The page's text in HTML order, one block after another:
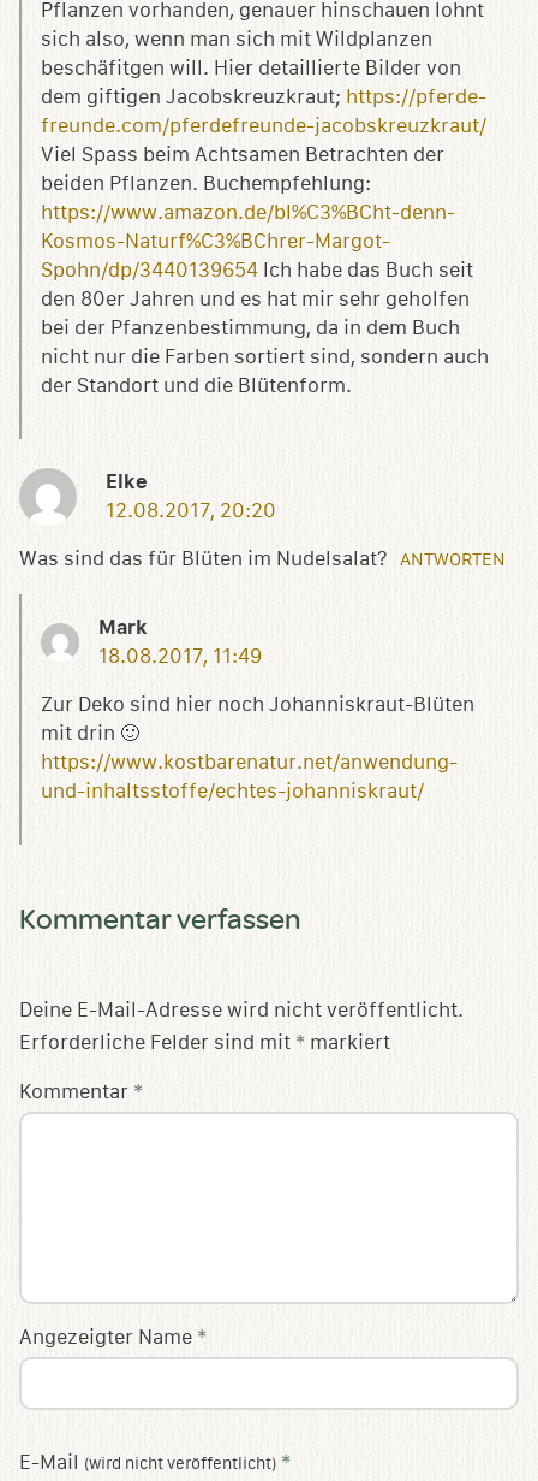
Pflanzen vorhanden, genauer hinschauen lohnt
sich also, wenn man sich mit Wildplanzen
beschäfitgen will. Hier detaillierte Bilder von
dem giftigen Jacobskreuzkraut; https://pferde-
freunde.com/pferdefreunde-jacobskreuzkraut/
Viel Spass beim Achtsamen Betrachten der
beiden Pflanzen. Buchempfehlung:
https://www.amazon.de/bl%C3%BCht-denn-
Kosmos-Naturf%C3%BChrer-Margot-
Spohn/dp/3440139654 Ich habe das Buch seit
den 80er Jahren und es hat mir sehr geholfen
bei der Pfanzenbestimmung, da in dem Buch
nicht nur die Farben sortiert sind, sondern auch
der Standort und die Blütenform.
Elke
12.08.2017, 20:20
Was sind das für Blüten im Nudelsalat? ANTWORTEN
Mark
18.08.2017, 11:49
Zur Deko sind hier noch Johanniskraut-Blüten
mit drin 🙂
https://www.kostbarenatur.net/anwendung-
und-inhaltsstoffe/echtes-johanniskraut/
Kommentar verfassen
Deine E-Mail-Adresse wird nicht veröffentlicht.
Erforderliche Felder sind mit * markiert
Kommentar *
Angezeigter Name *
E-Mail (wird nicht veröffentlicht) *